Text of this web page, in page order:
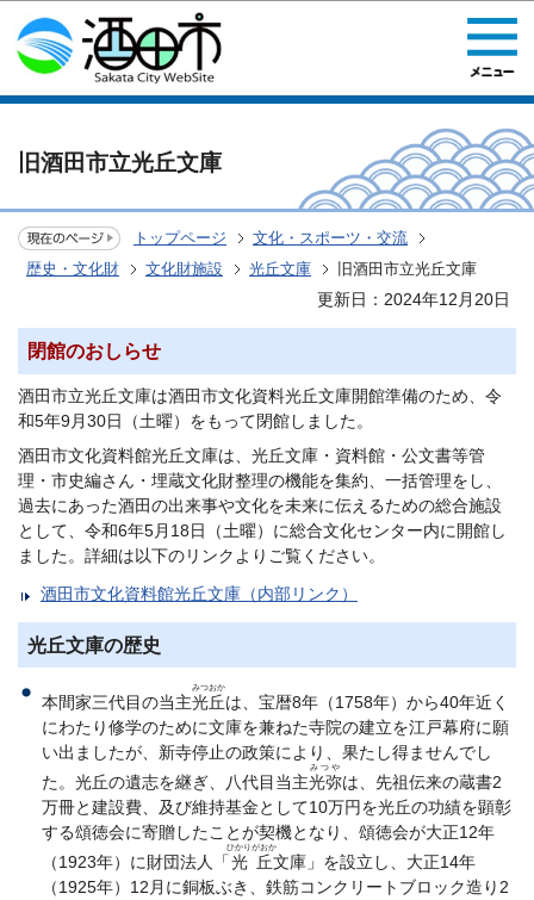
このページの本文へ移動
旧酒田市立光丘文庫
トップページ
文化・スポーツ・交流
歴史・文化財
文化財施設 光丘文庫 旧酒田市立光丘文庫
更新日：2024年12月20日
閉館のおしらせ
酒田市立光丘文庫は酒田市文化資料光丘文庫開館準備のため、令
和5年9月30日（土曜）をもって閉館しました。
酒田市文化資料館光丘文庫は、光丘文庫・資料館・公文書等管
理・市史編さん・埋蔵文化財整理の機能を集約、一括管理をし、
過去にあった酒田の出来事や文化を未来に伝えるための総合施設
として、令和6年5月18日（土曜）に総合文化センター内に開館し
ました。詳細は以下のリンクよりご覧ください。
酒田市文化資料館光丘文庫（内部リンク）
光丘文庫の歴史
本間家三代目の当主光丘
みつおか
は、宝暦8年（1758年）から40年近く
にわたり修学のために文庫を兼ねた寺院の建立を江戸幕府に願
い出ましたが、新寺停止の政策により、果たし得ませんでし
た。光丘の遺志を継ぎ、八代目当主光弥
みつや
は、先祖伝来の蔵書2
万冊と建設費、及び維持基金として10万円を光丘の功績を顕彰
する頌徳会に寄贈したことが契機となり、頌徳会が大正12年
（1923年）に財団法人「光丘
ひかりがおか
文庫」を設立し、大正14年
（1925年）12月に銅板ぶき、鉄筋コンクリートブロック造り2